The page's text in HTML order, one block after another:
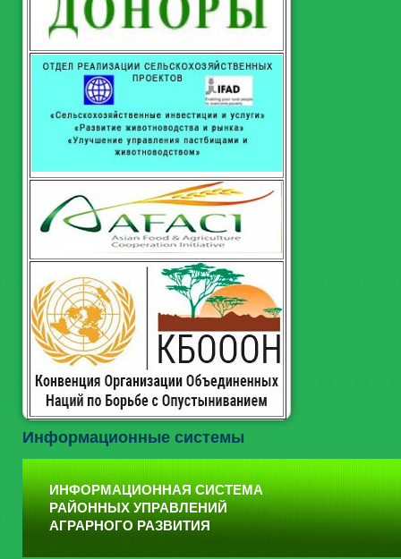
Информационные системы
ИНФОРМАЦИОННАЯ СИСТЕМА
РАЙОННЫХ УПРАВЛЕНИЙ
АГРАРНОГО РАЗВИТИЯ